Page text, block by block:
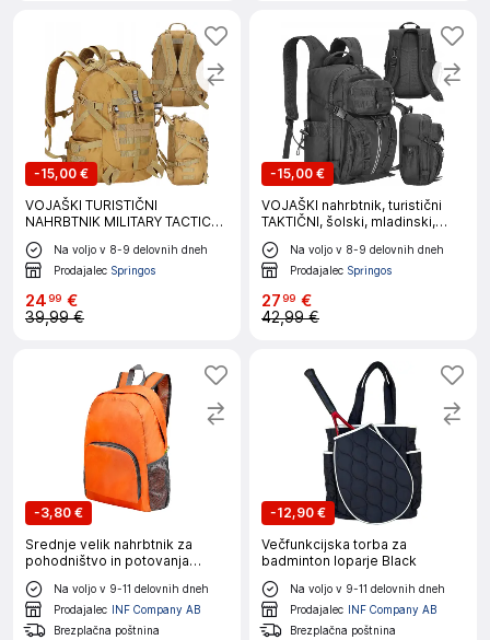
-15,00 €
VOJAŠKI TURISTIČNI
NAHRBTNIK MILITARY TACTICAL
GREEN LARGE SURVIVAL
Na voljo v 8-9 delovnih dneh
Prodajalec Springos
2499 €
39,99 €
-15,00 €
VOJAŠKI nahrbtnik, turistični
TAKTIČNI, šolski, mladinski,
urbani, moški
Na voljo v 8-9 delovnih dneh
Prodajalec Springos
2799 €
42,99 €
-3,80 €
Srednje velik nahrbtnik za
pohodništvo in potovanja
Orange
Na voljo v 9-11 delovnih dneh
Prodajalec INF Company AB
Brezplačna poštnina
-12,90 €
Večfunkcijska torba za
badminton loparje Black
Na voljo v 9-11 delovnih dneh
Prodajalec INF Company AB
Brezplačna poštnina